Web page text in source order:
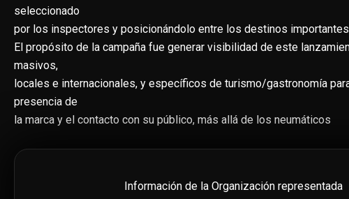
seleccionado
por los inspectores y posicionándolo entre los destinos
El propósito de la campaña fue generar visibilidad de este
masivos,
locales e internacionales, y específicos de turismo/gastronomía
presencia de
la marca y el contacto con su público, más allá de los neumáticos
Información de la Organización representada